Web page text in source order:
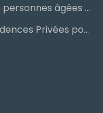
Signer un bail en résidence pour personnes âgées (RPA) : ce qu’il faut savoir
Le palmarès des meilleures Résidences Privées pour Aînés (RPA)